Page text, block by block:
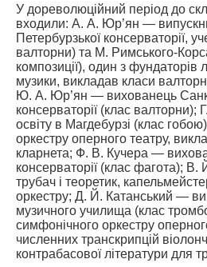
У дореволюційний період до
входили: А. А. Юр’ян —
Петербурзької консерваторії,
валторни) та М. Римського-
композиції), один з фундаторів
музики, викладав класи
Ю. А. Юр’ян — вихованець
консерваторії (клас валторни);
освіту в Магдебурзі (клас
оркестру оперного театру,
кларнета; Ф. В. Кучера —
консерваторії (клас фагота);
трубач і теоретик,
оркестру; Д. Й. Катанський —
музичного училища (клас
симфонічного оркестру
численних транскрипцій
контрабасової літератури для